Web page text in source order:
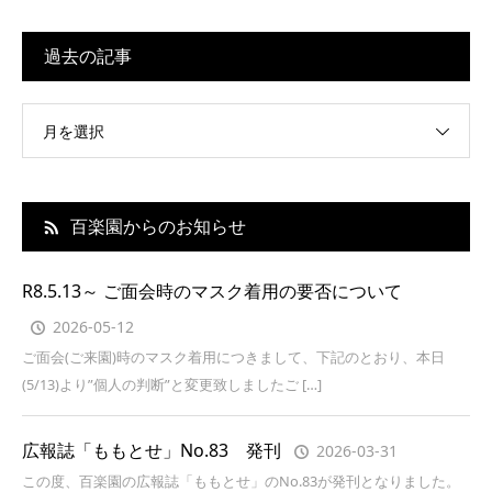
過去の記事
月を選択
百楽園からのお知らせ
R8.5.13～ ご面会時のマスク着用の要否について
2026-05-12
ご面会(ご来園)時のマスク着用につきまして、下記のとおり、本日
(5/13)より”個人の判断”と変更致しましたご […]
広報誌「ももとせ」No.83 発刊 2026-03-31
この度、百楽園の広報誌「ももとせ」のNo.83が発刊となりました。